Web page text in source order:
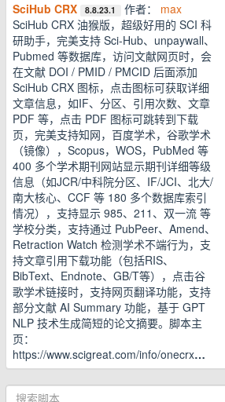
SciHub CRX
8.8.23.1 作者： max
SciHub CRX 油猴版，超级好用的 SCI 科
研助手，完美支持 Sci-Hub、unpaywall、
Pubmed 等数据库，访问文献网页时，会
在文献 DOI / PMID / PMCID 后面添加
SciHub CRX 图标，点击图标可获取详细
文章信息，如IF、分区、引用次数、文章
PDF 等，点击 PDF 图标可跳转到下载
页，完美支持知网，百度学术，谷歌学术
（镜像），Scopus，WOS，PubMed 等
400 多个学术期刊网站显示期刊详细等级
信息（如JCR/中科院分区、IF/JCI、北大/
南大核心、CCF 等 180 多个数据库索引
情况），支持显示 985、211、双一流 等
学校分类，支持通过 PubPeer、Amend、
Retraction Watch 检测学术不端行为，支
持文章引用下载功能（包括RIS、
BibText、Endnote、GB/T等），点击谷
歌学术链接时，支持网页翻译功能，支持
部分文献 AI Summary 功能，基于 GPT
NLP 技术生成简短的论文摘要。脚本主
页：
https://www.scigreat.com/info/onecrx…